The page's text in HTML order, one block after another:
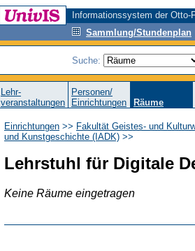
Informationssystem der
Sammlung/Stundenplan
Suche:
Lehr-
veranstaltungen
Personen/
Einrichtungen
Räume
Einrichtungen >> Fakultät Geistes- und
und Kunstgeschichte (IADK) >>
Lehrstuhl für Digitale
Keine Räume eingetragen